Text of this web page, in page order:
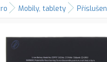
Mobily, tablety